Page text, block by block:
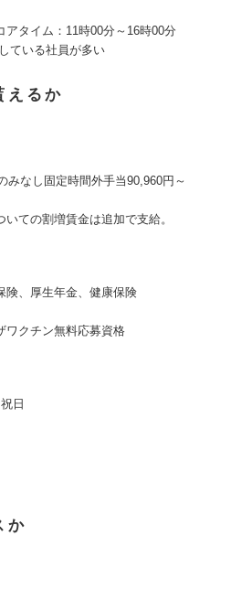
タイム：11時00分～16時00分
ている社員が多い
えるか
みなし固定時間外手当90,960円～
ての割増賃金は追加で支給。
険、厚生年金、健康保険
ワクチン無料応募資格
日
か